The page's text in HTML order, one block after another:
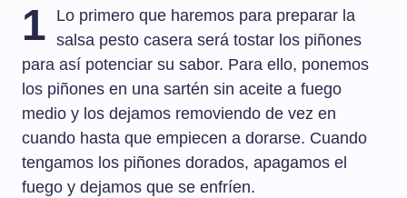
1
Lo primero que haremos para preparar la
salsa pesto casera será tostar los piñones
para así potenciar su sabor. Para ello, ponemos
los piñones en una sartén sin aceite a fuego
medio y los dejamos removiendo de vez en
cuando hasta que empiecen a dorarse. Cuando
tengamos los piñones dorados, apagamos el
fuego y dejamos que se enfríen.